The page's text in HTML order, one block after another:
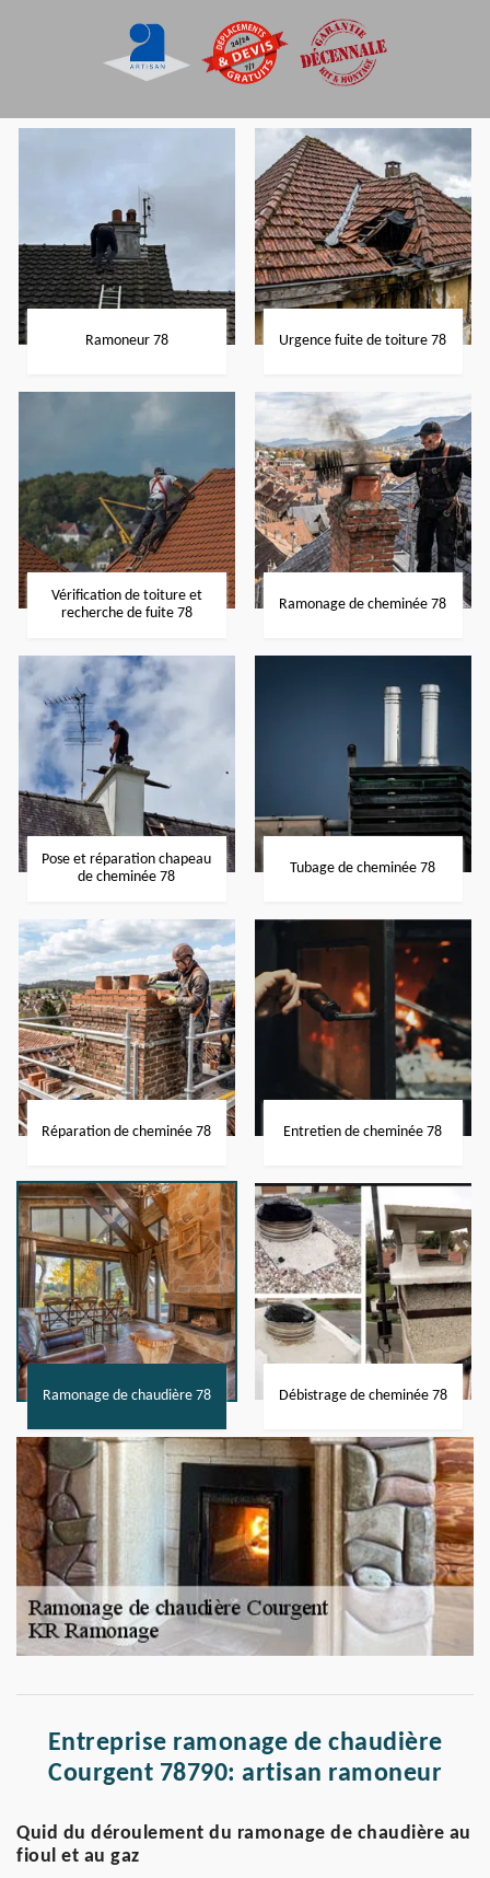
Ramoneur 78 Urgence fuite de toiture 78
Vérification de toiture et
recherche de fuite 78
Ramonage de cheminée 78
Pose et réparation chapeau
de cheminée 78
Tubage de cheminée 78
Réparation de cheminée 78 Entretien de cheminée 78
Ramonage de chaudière 78 Débistrage de cheminée 78
Entreprise ramonage de chaudière
Courgent 78790: artisan ramoneur
Quid du déroulement du ramonage de chaudière au
fioul et au gaz